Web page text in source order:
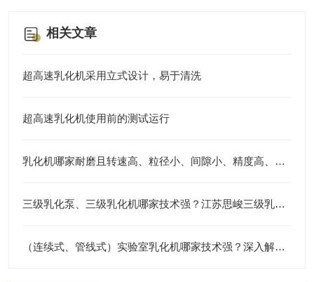
相关文章
超高速乳化机采用立式设计，易于清洗
超高速乳化机使用前的测试运行
乳化机哪家耐磨且转速高、粒径小、间隙小、精度高、线速度高、剪切力强：江苏思峻全流程解决方案测评
三级乳化泵、三级乳化机哪家技术强？江苏思峻三级乳化头给出答案
（连续式、管线式）实验室乳化机哪家技术强？深入解析江苏思峻的高剪切与纳米级分散秘诀